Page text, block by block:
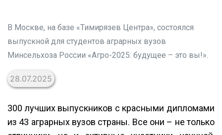
В Москве, на базе «Тимирязев Центра», состоялся
выпускной для студентов аграрных вузов
Минсельхоза России «Агро-2025: будущее – это вы!».
28.07.2025
300 лучших выпускников с красными дипломами
из 43 аграрных вузов страны. Все они – не только